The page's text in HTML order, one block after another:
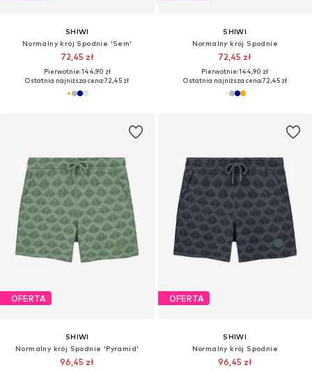
SHIWI
Normalny krój Spodnie 'Sem'
72,45 zł
Pierwotnie: 144,90 zł
Ostatnia najniższa cena:72,45 zł
SHIWI
Normalny krój Spodnie
72,45 zł
Pierwotnie: 144,90 zł
Ostatnia najniższa cena:72,45 zł
OFERTA
SHIWI
Normalny krój Spodnie 'Pyramid'
96,45 zł
OFERTA
SHIWI
Normalny krój Spodnie
96,45 zł